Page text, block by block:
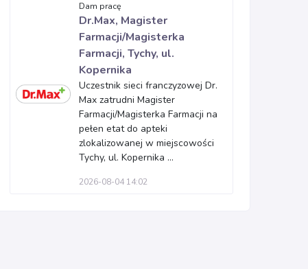
Dam pracę
Dr.Max, Magister
Farmacji/Magisterka
Farmacji, Tychy, ul.
Kopernika
Uczestnik sieci franczyzowej Dr.
Max zatrudni Magister
Farmacji/Magisterka Farmacji na
pełen etat do apteki
zlokalizowanej w miejscowości
Tychy, ul. Kopernika ...
2026-08-04 14:02